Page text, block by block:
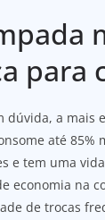
para
dúvida, a mais
até 85%
e tem uma
economia na
de trocas